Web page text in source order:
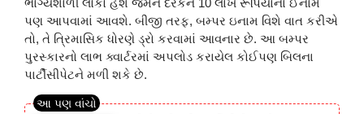
ભાગ્યશાળી લોકો હશે જેમને દરેકને 10 લાખ રૂપિયાના ઈનામ
પણ આપવામાં આવશે. બીજી તરફ, બમ્પર ઇનામ વિશે વાત કરીએ
તો, તે ત્રિમાસિક ધોરણે ડ્રો કરવામાં આવનાર છે. આ બમ્પર
પુરસ્કારનો લાભ ક્વાર્ટરમાં અપલોડ કરાયેલ કોઈપણ બિલના
પાર્ટીસીપેટને મળી શકે છે.